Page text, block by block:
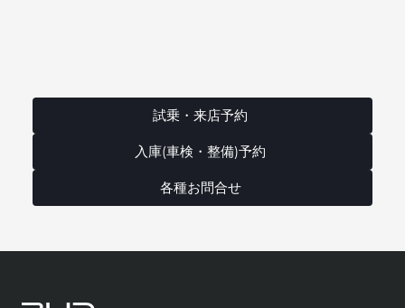
試乗・来店予約
入庫(車検・整備)予約
各種お問合せ